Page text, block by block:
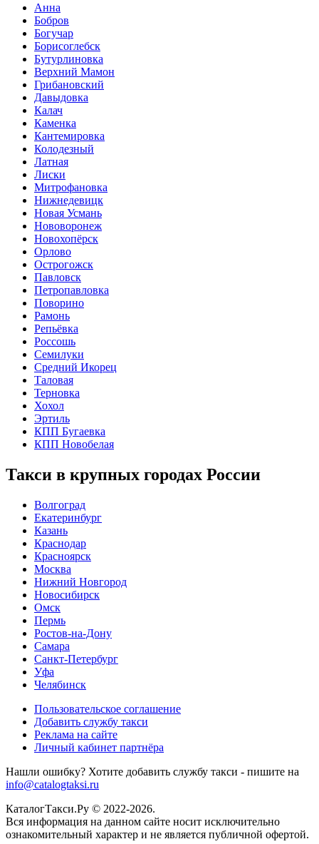
Анна
Бобров
Богучар
Борисоглебск
Бутурлиновка
Верхний Мамон
Грибановский
Давыдовка
Калач
Каменка
Кантемировка
Колодезный
Латная
Лиски
Митрофановка
Нижнедевицк
Новая Усмань
Нововоронеж
Новохопёрск
Орлово
Острогожск
Павловск
Петропавловка
Поворино
Рамонь
Репьёвка
Россошь
Семилуки
Средний Икорец
Таловая
Терновка
Хохол
Эртиль
КПП Бугаевка
КПП Новобелая
Такси в крупных городах России
Волгоград
Екатеринбург
Казань
Краснодар
Красноярск
Москва
Нижний Новгород
Новосибирск
Омск
Пермь
Ростов-на-Дону
Самара
Санкт-Петербург
Уфа
Челябинск
Пользовательское соглашение
Добавить службу такси
Реклама на сайте
Личный кабинет партнёра
Нашли ошибку? Хотите добавить службу такси - пишите на
info@catalogtaksi.ru
КаталогТакси.Ру © 2022-2026.
Вся информация на данном сайте носит исключительно
ознакомительный характер и не является публичной офертой.